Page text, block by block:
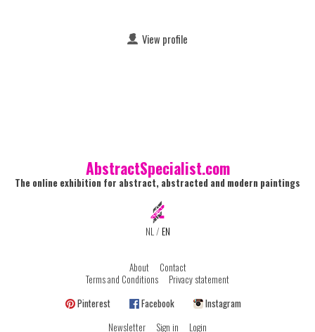
View profile
AbstractSpecialist.com
The online exhibition for abstract, abstracted and modern paintings
NL/ EN
About
Contact
Terms and Conditions
Privacy statement
Pinterest
Facebook
Instagram
Newsletter
Sign in Login